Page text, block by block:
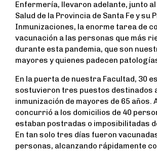
b
o
o
k
t
e
r
s
A
p
p
e
Enfermería, llevaron adelante, junto
Salud de la Provincia de Santa Fe y su
Inmunizaciones, la enorme tarea de
vacunación a las personas que más
durante esta pandemia, que son
mayores y quienes padecen
En la puerta de nuestra Facultad, 30
sostuvieron tres puestos destinados
inmunización de mayores de 65 años.
concurrió a los domicilios de 40
estaban postradas o imposibilitadas
En tan solo tres días fueron
personas, alcanzando rápidamente